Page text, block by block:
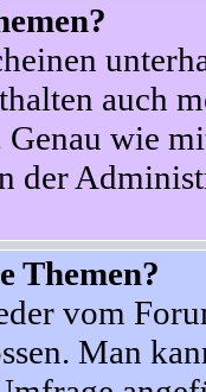
auch
Genau wie
der
Themen?
vom
Man